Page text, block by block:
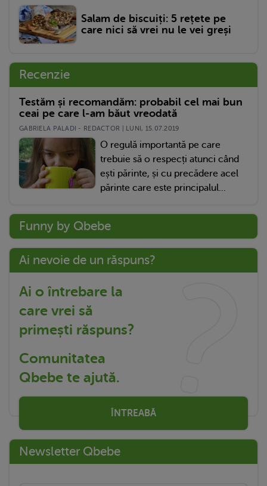
Salam de biscuiți: 5 rețete pe
care nici să vrei nu le vei greși
Recenzie
Testăm și recomandăm: probabil cel mai bun
ceai pe care l-am băut vreodată
GABRIELA PALADI - REDACTOR | LUNI, 15.07.2019
O regulă importantă pe care
trebuie să o respecți atunci când
ești părinte, și cu precădere acel
părinte care este principalul...
Funny by Qbebe
Ai nevoie de un răspuns?
Ai o întrebare la
care vrei să
primești răspuns?
Comunitatea
Qbebe te ajută.
ÎNTREABĂ
Newsletter Qbebe